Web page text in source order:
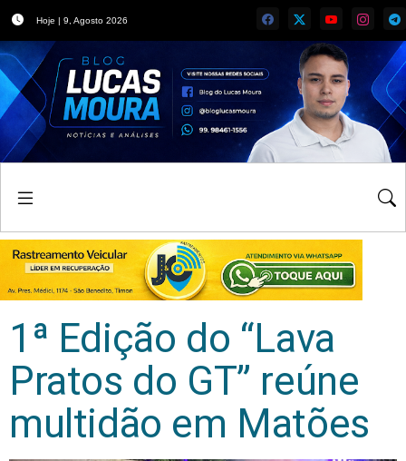
Hoje | 9, Agosto 2026
1ª Edição do “Lava
Pratos do GT” reúne
multidão em Matões